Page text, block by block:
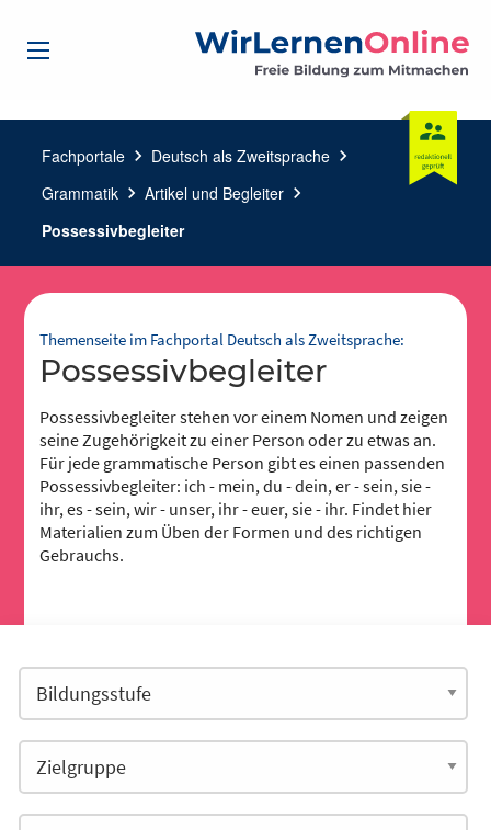
Fachportale chevron_right Deutsch als Zweitsprache chevron_right
Grammatik chevron_right Artikel und Begleiter chevron_right
Possessivbegleiter
Themenseite im Fachportal Deutsch als Zweitsprache:
Possessivbegleiter
Possessivbegleiter stehen vor einem Nomen und zeigen
seine Zugehörigkeit zu einer Person oder zu etwas an.
Für jede grammatische Person gibt es einen passenden
Possessivbegleiter: ich - mein, du - dein, er - sein, sie -
ihr, es - sein, wir - unser, ihr - euer, sie - ihr. Findet hier
Materialien zum Üben der Formen und des richtigen
Gebrauchs.